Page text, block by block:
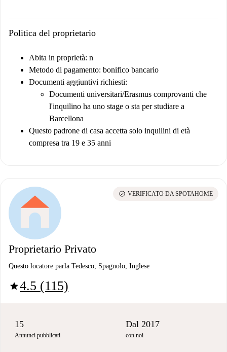
Politica del proprietario
Abita in proprietà: n
Metodo di pagamento: bonifico bancario
Documenti aggiuntivi richiesti:
Documenti universitari/Erasmus comprovanti che
l'inquilino ha uno stage o sta per studiare a
Barcellona
Questo padrone di casa accetta solo inquilini di età
compresa tra 19 e 35 anni
Proprietario Privato
Questo locatore parla Tedesco, Spagnolo, Inglese
star4.5 (115)
check_circle VERIFICATO DA SPOTAHOME
15
Annunci pubblicati
Dal 2017
con noi